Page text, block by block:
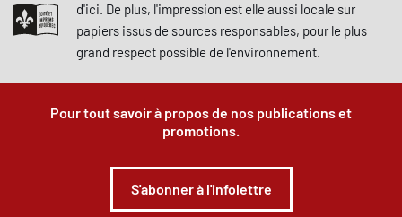
d'ici. De plus, l'impression est elle aussi locale sur
papiers issus de sources responsables, pour le plus
grand respect possible de l'environnement.
Pour tout savoir à propos de nos publications et
promotions.
S'abonner à l'infolettre